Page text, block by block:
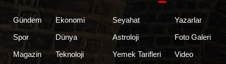
Gündem
Spor
Magazin
Ekonomi
Dünya
Teknoloji
Seyahat
Astroloji
Yemek Tarifleri
Yazarlar
Foto Galeri
Video